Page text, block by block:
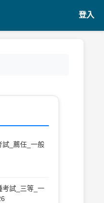
登入
試_薦任_一般
考試_三等_一